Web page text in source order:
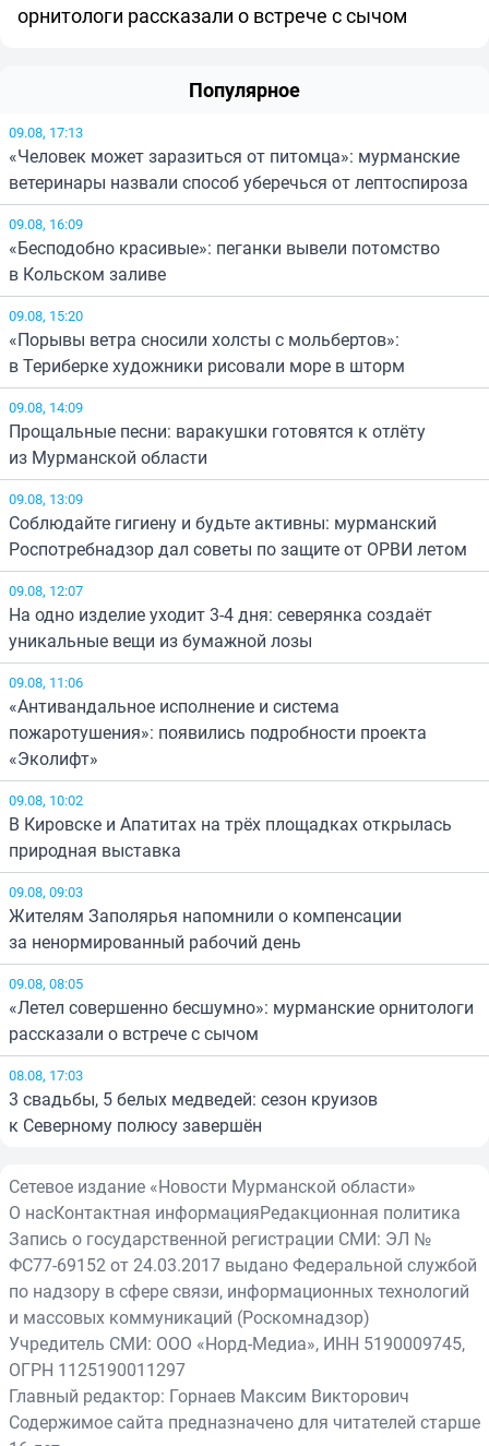
орнитологи рассказали о встрече с сычом
Популярное
09.08, 17:13
«Человек может заразиться от питомца»: мурманские
ветеринары назвали способ уберечься от лептоспироза
09.08, 16:09
«Бесподобно красивые»: пеганки вывели потомство
в Кольском заливе
09.08, 15:20
«Порывы ветра сносили холсты с мольбертов»:
в Териберке художники рисовали море в шторм
09.08, 14:09
Прощальные песни: варакушки готовятся к отлёту
из Мурманской области
09.08, 13:09
Соблюдайте гигиену и будьте активны: мурманский
Роспотребнадзор дал советы по защите от ОРВИ летом
09.08, 12:07
На одно изделие уходит 3-4 дня: северянка создаёт
уникальные вещи из бумажной лозы
09.08, 11:06
«Антивандальное исполнение и система
пожаротушения»: появились подробности проекта
«Эколифт»
09.08, 10:02
В Кировске и Апатитах на трёх площадках открылась
природная выставка
09.08, 09:03
Жителям Заполярья напомнили о компенсации
за ненормированный рабочий день
09.08, 08:05
«Летел совершенно бесшумно»: мурманские орнитологи
рассказали о встрече с сычом
08.08, 17:03
3 свадьбы, 5 белых медведей: сезон круизов
к Северному полюсу завершён
Сетевое издание «Новости Мурманской области»
О насКонтактная информацияРедакционная политика
Запись о государственной регистрации СМИ: ЭЛ №
ФС77-69152 от 24.03.2017 выдано Федеральной службой
по надзору в сфере связи, информационных технологий
и массовых коммуникаций (Роскомнадзор)
Учредитель СМИ: ООО «Норд-Медиа», ИНН 5190009745,
ОГРН 1125190011297
Главный редактор: Горнаев Максим Викторович
Содержимое сайта предназначено для читателей старше